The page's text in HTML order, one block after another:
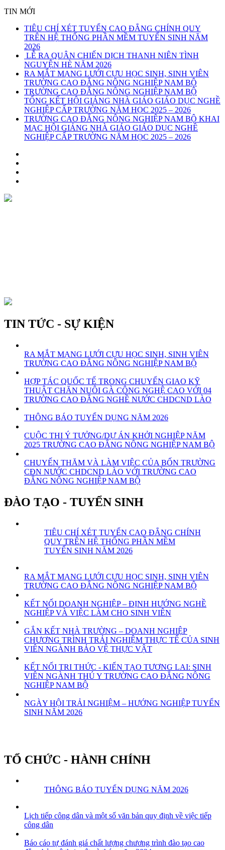
TIN MỚI
TIÊU CHÍ XÉT TUYỂN CAO ĐẲNG CHÍNH QUY
TRÊN HỆ THỐNG PHẦN MỀM TUYỂN SINH NĂM
2026
LỄ RA QUÂN CHIẾN DỊCH THANH NIÊN TÌNH
NGUYỆN HÈ NĂM 2026
RA MẮT MẠNG LƯỚI CỰU HỌC SINH, SINH VIÊN
TRƯỜNG CAO ĐẲNG NÔNG NGHIỆP NAM BỘ
TRƯỜNG CAO ĐẲNG NÔNG NGHIỆP NAM BỘ
TỔNG KẾT HỘI GIẢNG NHÀ GIÁO GIÁO DỤC NGHỀ
NGHIỆP CẤP TRƯỜNG NĂM HỌC 2025 – 2026
TRƯỜNG CAO ĐẲNG NÔNG NGHIỆP NAM BỘ KHAI
MẠC HỘI GIẢNG NHÀ GIÁO GIÁO DỤC NGHỀ
NGHIỆP CẤP TRƯỜNG NĂM HỌC 2025 – 2026
TIN TỨC - SỰ KIỆN
RA MẮT MẠNG LƯỚI CỰU HỌC SINH, SINH VIÊN
TRƯỜNG CAO ĐẲNG NÔNG NGHIỆP NAM BỘ
HỢP TÁC QUỐC TẾ TRONG CHUYỂN GIAO KỸ
THUẬT CHĂN NUÔI GÀ CÔNG NGHỆ CAO VỚI 04
TRƯỜNG CAO ĐẲNG NGHỀ NƯỚC CHDCND LÀO
THÔNG BÁO TUYỂN DỤNG NĂM 2026
CUỘC THI Ý TƯỞNG/DỰ ÁN KHỞI NGHIỆP NĂM
2025 TRƯỜNG CAO ĐẲNG NÔNG NGHIỆP NAM BỘ
CHUYẾN THĂM VÀ LÀM VIỆC CỦA BỐN TRƯỜNG
CĐN NƯỚC CHDCND LÀO VỚI TRƯỜNG CAO
ĐẲNG NÔNG NGHIỆP NAM BỘ
ĐÀO TẠO - TUYỂN SINH
TIÊU CHÍ XÉT TUYỂN CAO ĐẲNG CHÍNH
QUY TRÊN HỆ THỐNG PHẦN MỀM
TUYỂN SINH NĂM 2026
RA MẮT MẠNG LƯỚI CỰU HỌC SINH, SINH VIÊN
TRƯỜNG CAO ĐẲNG NÔNG NGHIỆP NAM BỘ
KẾT NỐI DOANH NGHIỆP – ĐỊNH HƯỚNG NGHỀ
NGHIỆP VÀ VIỆC LÀM CHO SINH VIÊN
GẮN KẾT NHÀ TRƯỜNG – DOANH NGHIỆP
CHƯƠNG TRÌNH TRẢI NGHIỆM THỰC TẾ CỦA SINH
VIÊN NGÀNH BẢO VỆ THỰC VẬT
KẾT NỐI TRI THỨC - KIẾN TẠO TƯƠNG LAI: SINH
VIÊN NGÀNH THÚ Y TRƯỜNG CAO ĐẲNG NÔNG
NGHIỆP NAM BỘ
NGÀY HỘI TRẢI NGHIỆM – HƯỚNG NGHIỆP TUYỂN
SINH NĂM 2026
TỔ CHỨC - HÀNH CHÍNH
THÔNG BÁO TUYỂN DỤNG NĂM 2026
Lịch tiếp công dân và một số văn bản quy định về việc tiếp
công dân
Báo cáo tự đánh giá chất lượng chương trình đào tạo cao